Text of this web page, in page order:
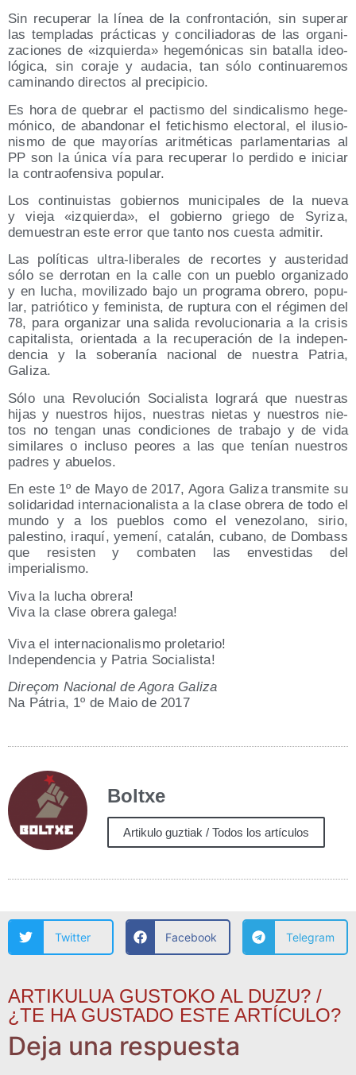
Sin recu­pe­rar la línea de la con­fron­ta­ción, sin supe­rar
las tem­pla­das prác­ti­cas y con­ci­lia­do­ras de las orga­ni­
za­cio­nes de «izquier­da» hege­mó­ni­cas sin bata­lla ideo­
ló­gi­ca, sin cora­je y auda­cia, tan sólo con­ti­nua­re­mos
cami­nan­do direc­tos al precipicio.
Es hora de que­brar el pac­tis­mo del sin­di­ca­lis­mo hege­
mó­ni­co, de aban­do­nar el feti­chis­mo elec­to­ral, el ilu­sio­
nis­mo de que mayo­rías arit­mé­ti­cas par­la­men­ta­rias al
PP son la úni­ca vía para recu­pe­rar lo per­di­do e ini­ciar
la con­tra­ofen­si­va popular.
Los con­ti­nuis­tas gobier­nos muni­ci­pa­les de la nue­va
y vie­ja «izquier­da», el gobierno grie­go de Syri­za,
demues­tran este error que tan­to nos cues­ta admitir.
Las polí­ti­cas ultra-libe­ra­les de recor­tes y aus­te­ri­dad
sólo se derro­tan en la calle con un pue­blo orga­ni­za­do
y en lucha, movi­li­za­do bajo un pro­gra­ma obre­ro, popu­
lar, patrió­ti­co y femi­nis­ta, de rup­tu­ra con el régi­men del
78, para orga­ni­zar una sali­da revo­lu­cio­na­ria a la cri­sis
capi­ta­lis­ta, orien­ta­da a la recu­pe­ra­ción de la inde­pen­
den­cia y la sobe­ra­nía nacio­nal de nues­tra Patria,
Galiza.
Sólo una Revo­lu­ción Socia­lis­ta logra­rá que nues­tras
hijas y nues­tros hijos, nues­tras nie­tas y nues­tros nie­
tos no ten­gan unas con­di­cio­nes de tra­ba­jo y de vida
simi­la­res o inclu­so peo­res a las que tenían nues­tros
padres y abuelos.
En este 1º de Mayo de 2017, Ago­ra Gali­za trans­mi­te su
soli­da­ri­dad inter­na­cio­na­lis­ta a la cla­se obre­ra de todo el
mun­do y a los pue­blos como el vene­zo­lano, sirio,
pales­tino, ira­quí, yeme­ní, cata­lán, cubano, de Dom­bass
que resis­ten y com­ba­ten las enves­ti­das del
imperialismo.
Viva la lucha obrera!
Viva la cla­se obre­ra gale­ga!
Viva el inter­na­cio­na­lis­mo proletario!
Inde­pen­den­cia y Patria Socialista!
Direçom Nacio­nal de Ago­ra Galiza
Na Pátria, 1º de Maio de 2017
Boltxe
Artikulo guztiak / Todos los artículos
Twitter Facebook Telegram
ARTIKULUA GUSTOKO AL DUZU? /
¿TE HA GUSTADO ESTE ARTÍCULO?
Deja una respuesta